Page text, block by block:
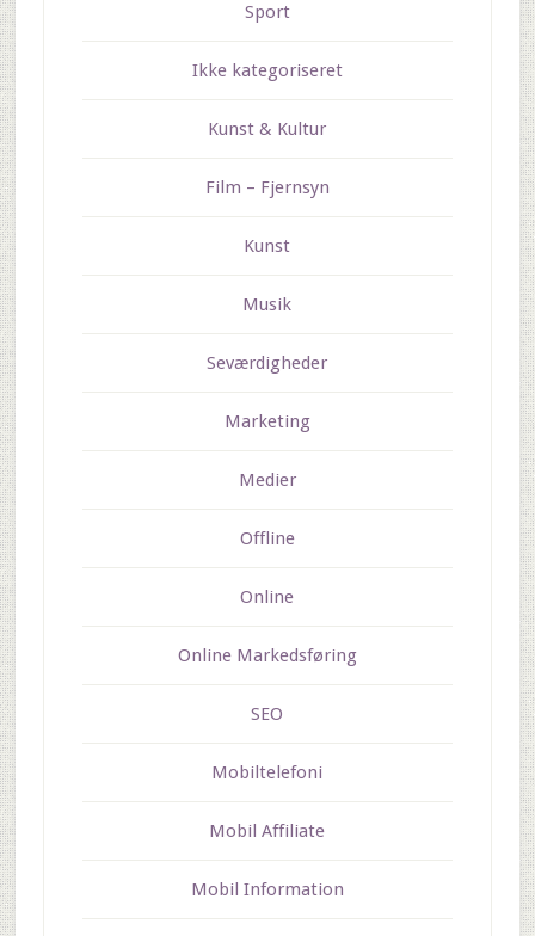
Sport
Ikke kategoriseret
Kunst & Kultur
Film – Fjernsyn
Kunst
Musik
Seværdigheder
Marketing
Medier
Offline
Online
Online Markedsføring
SEO
Mobiltelefoni
Mobil Affiliate
Mobil Information